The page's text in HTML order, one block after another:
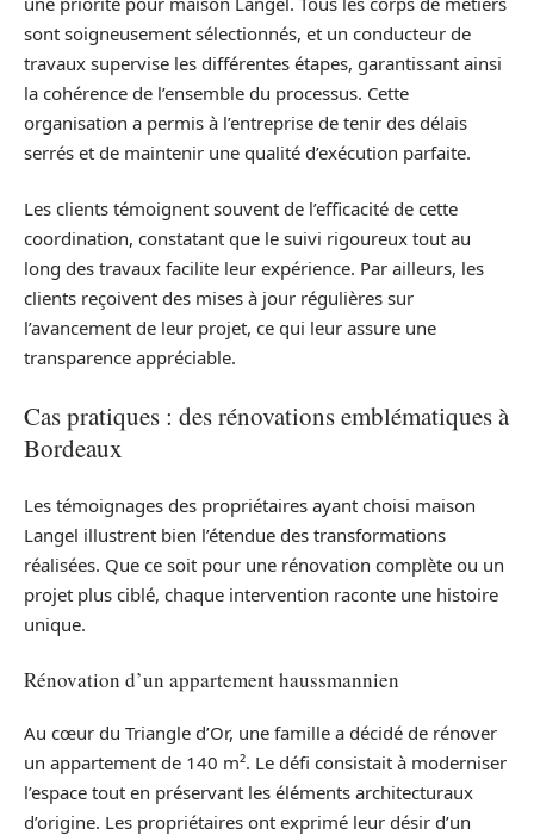
sont soigneusement sélectionnés, et un conducteur de
travaux supervise les différentes étapes, garantissant ainsi
la cohérence de l’ensemble du processus. Cette
organisation a permis à l’entreprise de tenir des délais
serrés et de maintenir une qualité d’exécution parfaite.
Les clients témoignent souvent de l’efficacité de cette
coordination, constatant que le suivi rigoureux tout au
long des travaux facilite leur expérience. Par ailleurs, les
clients reçoivent des mises à jour régulières sur
l’avancement de leur projet, ce qui leur assure une
transparence appréciable.
Cas pratiques : des rénovations emblématiques à
Bordeaux
Les témoignages des propriétaires ayant choisi maison
Langel illustrent bien l’étendue des transformations
réalisées. Que ce soit pour une rénovation complète ou un
projet plus ciblé, chaque intervention raconte une histoire
unique.
Rénovation d’un appartement haussmannien
Au cœur du Triangle d’Or, une famille a décidé de rénover
un appartement de 140 m². Le défi consistait à moderniser
l’espace tout en préservant les éléments architecturaux
d’origine. Les propriétaires ont exprimé leur désir d’un